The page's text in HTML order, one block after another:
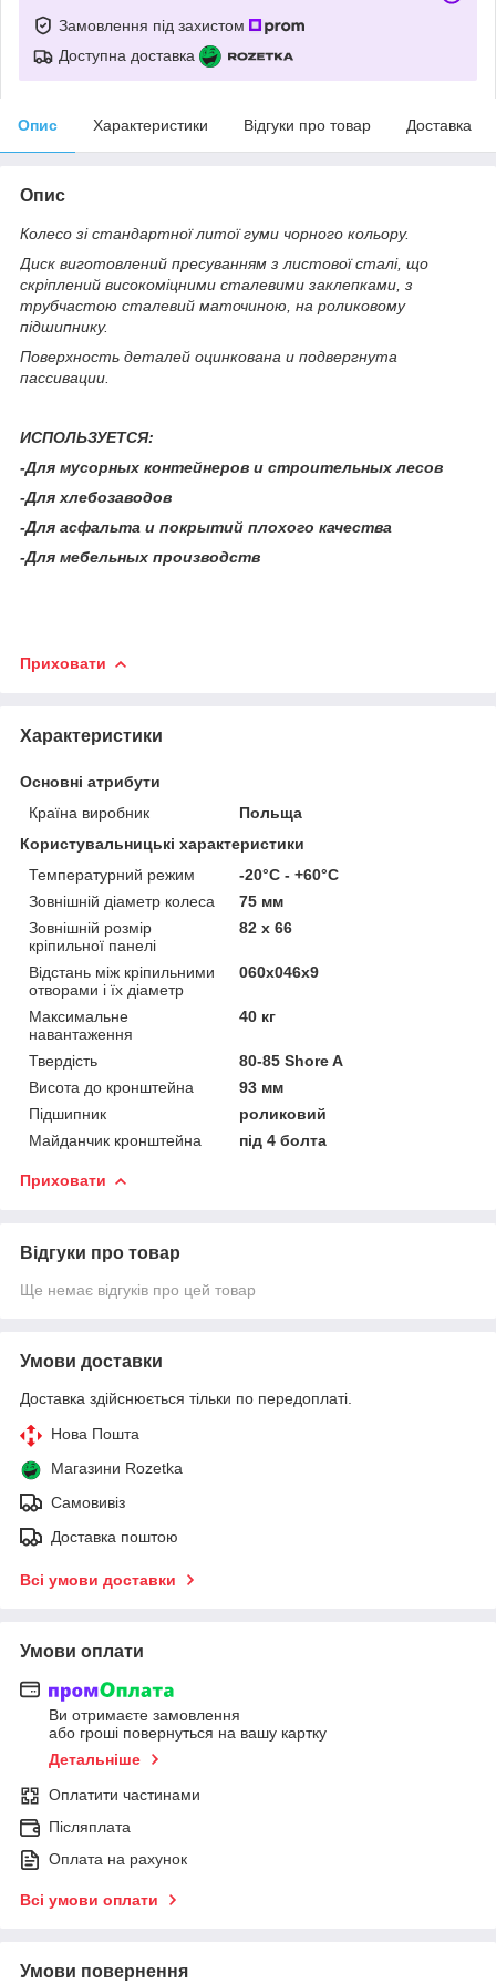
Замовлення під захистом
Доступна доставка
Опис Характеристики Відгуки про товар Доставка
Опис
Колесо зі стандартної литої гуми чорного кольору.
Диск виготовлений пресуванням з листової сталі, що
скріплений високоміцними сталевими заклепками, з
трубчастою сталевий маточиною, на роликовому
підшипнику.
Поверхность деталей оцинкована и подвергнута
пассивации.
ИСПОЛЬЗУЕТСЯ:
-Для мусорных контейнеров и строительных лесов
-Для хлебозаводов
-Для асфальта и покрытий плохого качества
-Для мебельных производств
Приховати
Характеристики
Основні атрибути
Країна виробник
Польща
Користувальницькі характеристики
Температурний режим
-20°C - +60°C
Зовнішній діаметр колеса
75 мм
Зовнішній розмір
кріпильної панелі
82 х 66
Відстань між кріпильними
отворами і їх діаметр
060х046х9
Максимальне
навантаження
40 кг
Твердість
80-85 Shore A
Висота до кронштейна
93 мм
Підшипник
роликовий
Майданчик кронштейна
під 4 болта
Приховати
Відгуки про товар
Ще немає відгуків про цей товар
Умови доставки
Доставка здійснюється тільки по передоплаті.
Нова Пошта
Магазини Rozetka
Самовивіз
Доставка поштою
Всі умови доставки
Умови оплати
Ви отримаєте замовлення
або гроші повернуться на вашу картку
Детальніше
Оплатити частинами
Післяплата
Оплата на рахунок
Всі умови оплати
Умови повернення